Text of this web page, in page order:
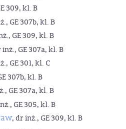
309, kl. B
GE 307b, kl. B
GE 309, kl. B
inż., GE 307a, kl. B
GE 301, kl. C
307b, kl. B
GE 307a, kl. B
GE 305, kl. B
, dr inż., GE 309, kl. B